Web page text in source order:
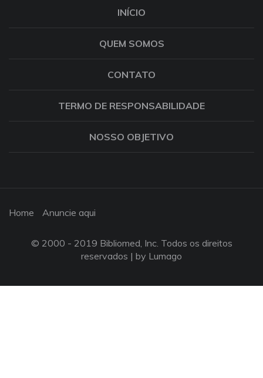
INÍCIO
QUEM SOMOS
CONTATO
TERMO DE RESPONSABILIDADE
NOSSO OBJETIVO
Home Anuncie aqui
© 2000 - 2019 Bibliomed, Inc. Todos os direitos
reservados | by Lumago